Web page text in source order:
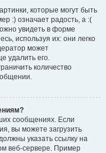
которые могут быть
:) означает радость, а :(
увидеть в форме
используя их: они легко
может
удалить его.
количество
сообщениях. Если
вы можете загрузить
указать ссылку на
веб-сервере. Пример